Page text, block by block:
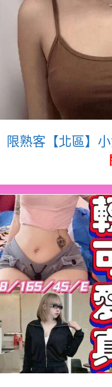
限熟客【北區】